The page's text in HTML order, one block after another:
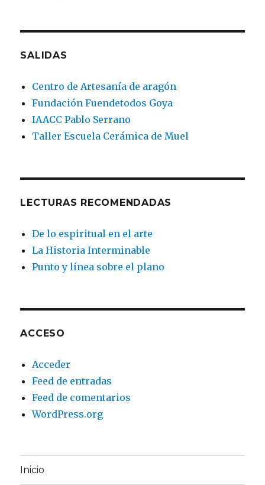
SALIDAS
Centro de Artesanía de aragón
Fundación Fuendetodos Goya
IAACC Pablo Serrano
Taller Escuela Cerámica de Muel
LECTURAS RECOMENDADAS
De lo espiritual en el arte
La Historia Interminable
Punto y línea sobre el plano
ACCESO
Acceder
Feed de entradas
Feed de comentarios
WordPress.org
Inicio